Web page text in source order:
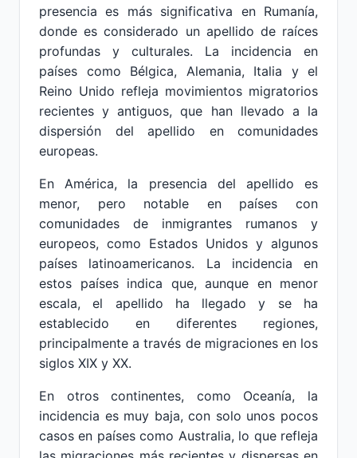
presencia es más significativa en Rumanía,
donde es considerado un apellido de raíces
profundas y culturales. La incidencia en
países como Bélgica, Alemania, Italia y el
Reino Unido refleja movimientos migratorios
recientes y antiguos, que han llevado a la
dispersión del apellido en comunidades
europeas.
En América, la presencia del apellido es
menor, pero notable en países con
comunidades de inmigrantes rumanos y
europeos, como Estados Unidos y algunos
países latinoamericanos. La incidencia en
estos países indica que, aunque en menor
escala, el apellido ha llegado y se ha
establecido en diferentes regiones,
principalmente a través de migraciones en los
siglos XIX y XX.
En otros continentes, como Oceanía, la
incidencia es muy baja, con solo unos pocos
casos en países como Australia, lo que refleja